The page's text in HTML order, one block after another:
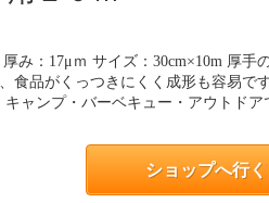
み：17μｍ サイズ：30cm×10m 厚手
食品がくっつきにくく成形も容易で
ャンプ・バーベキュー・アウトドア
ショップへ行く